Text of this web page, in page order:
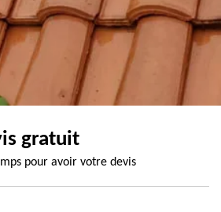
gratuit
pour avoir votre devis